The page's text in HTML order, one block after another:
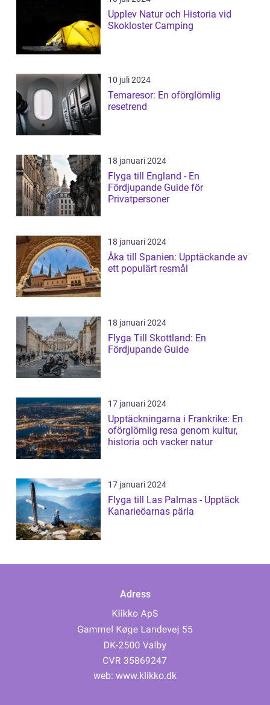
Upplev Natur och Historia vid
Skokloster Camping
10 juli 2024
Temaresor: En oförglömlig
resetrend
18 januari 2024
Flyga till England - En
Fördjupande Guide för
Privatpersoner
18 januari 2024
Åka till Spanien: Upptäckande av
ett populärt resmål
18 januari 2024
Flyga Till Skottland: En
Fördjupande Guide
17 januari 2024
Upptäckningarna i Frankrike: En
oförglömlig resa genom kultur,
historia och vacker natur
17 januari 2024
Flyga till Las Palmas - Upptäck
Kanarieöarnas pärla
Adress
web: www.klikko.dk